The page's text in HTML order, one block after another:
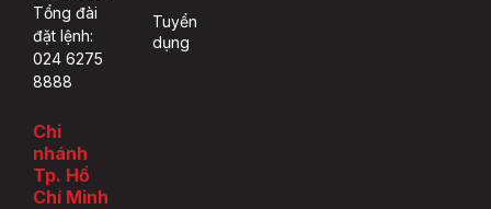
Tổng đài
đặt lệnh:
024 6275
8888
Chi
nhánh
Tp. Hồ
Chí Minh
Tuyển
dụng